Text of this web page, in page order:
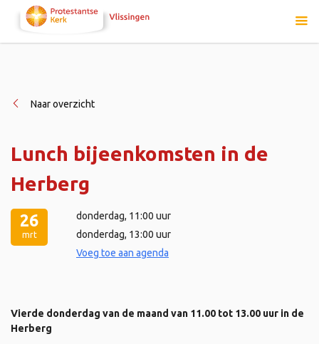
Naar overzicht
Lunch bijeenkomsten in de
Herberg
26
mrt
donderdag, 11:00 uur
donderdag, 13:00 uur
Voeg toe aan agenda
Vierde donderdag van de maand van 11.00 tot 13.00 uur in de
Herberg